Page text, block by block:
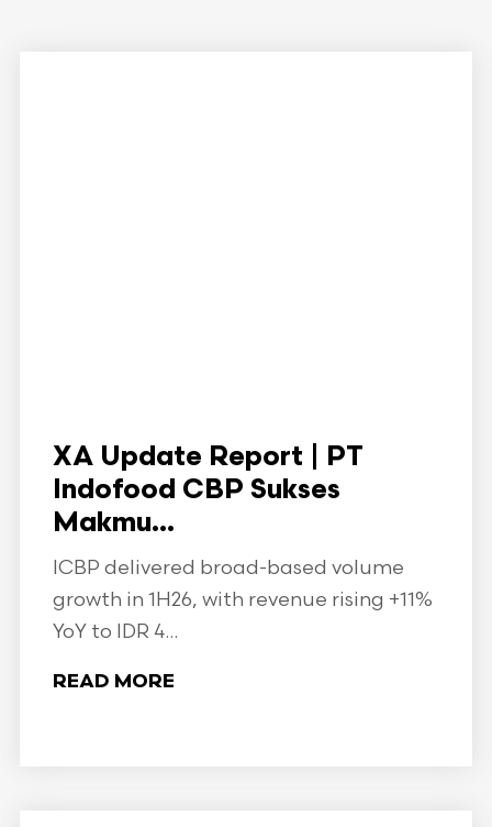
XA Update Report | PT
Indofood CBP Sukses
Makmu...
ICBP delivered broad-based volume
growth in 1H26, with revenue rising +11%
YoY to IDR 4...
READ MORE